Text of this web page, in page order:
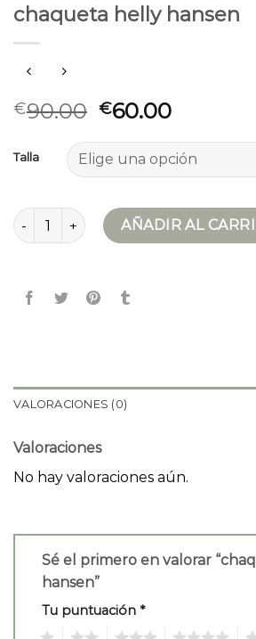
chaqueta helly hansen
€90.00 €60.00
Talla
chaqueta helly hansen cantidad
AÑADIR AL
VALORACIONES (0)
Valoraciones
No hay valoraciones aún.
Sé el primero en valorar
hansen”
Tu puntuación *